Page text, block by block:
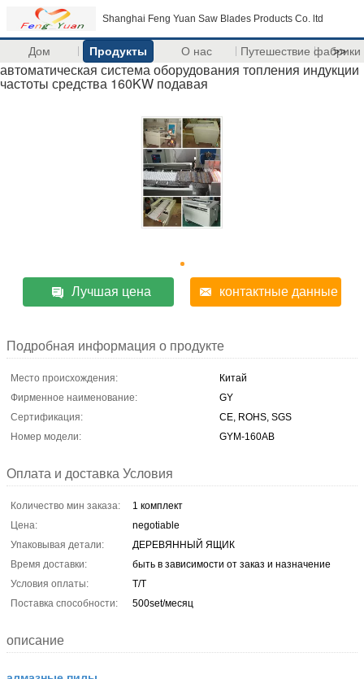
Shanghai Feng Yuan Saw Blades Products Co. ltd
Дом Продукты О нас Путешествие фабрики
>>
автоматическая система оборудования топления индукции
частоты средства 160KW подавая
Лучшая цена контактные данные
Подробная информация о продукте
Место происхождения:
Китай
Фирменное наименование:
GY
Сертификация:
CE, ROHS, SGS
Номер модели:
GYM-160AB
Оплата и доставка Условия
Количество мин заказа:
1 комплект
Цена:
negotiable
Упаковывая детали:
ДЕРЕВЯННЫЙ ЯЩИК
Время доставки:
быть в зависимости от заказ и назначение
Условия оплаты:
T/T
Поставка способности:
500set/месяц
описание